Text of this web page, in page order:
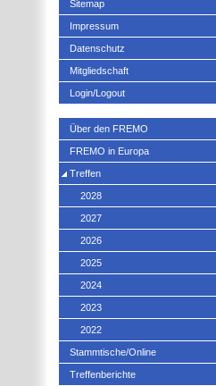
Sitemap
Impressum
Datenschutz
Mitgliedschaft
Login/Logout
Über den FREMO
FREMO in Europa
Treffen
2028
2027
2026
2025
2024
2023
2022
Stammtische/Online
Treffenberichte